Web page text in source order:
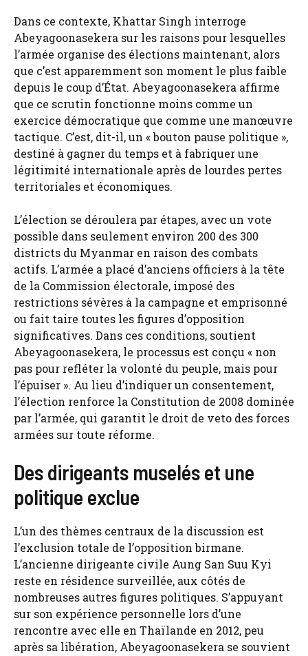
Dans ce contexte, Khattar Singh interroge
Abeyagoonasekera sur les raisons pour lesquelles
l’armée organise des élections maintenant, alors
que c’est apparemment son moment le plus faible
depuis le coup d’État. Abeyagoonasekera affirme
que ce scrutin fonctionne moins comme un
exercice démocratique que comme une manœuvre
tactique. C’est, dit-il, un « bouton pause politique »,
destiné à gagner du temps et à fabriquer une
légitimité internationale après de lourdes pertes
territoriales et économiques.
L’élection se déroulera par étapes, avec un vote
possible dans seulement environ 200 des 300
districts du Myanmar en raison des combats
actifs. L’armée a placé d’anciens officiers à la tête
de la Commission électorale, imposé des
restrictions sévères à la campagne et emprisonné
ou fait taire toutes les figures d’opposition
significatives. Dans ces conditions, soutient
Abeyagoonasekera, le processus est conçu « non
pas pour refléter la volonté du peuple, mais pour
l’épuiser ». Au lieu d’indiquer un consentement,
l’élection renforce la Constitution de 2008 dominée
par l’armée, qui garantit le droit de veto des forces
armées sur toute réforme.
Des dirigeants muselés et une
politique exclue
L’un des thèmes centraux de la discussion est
l’exclusion totale de l’opposition birmane.
L’ancienne dirigeante civile Aung San Suu Kyi
reste en résidence surveillée, aux côtés de
nombreuses autres figures politiques. S’appuyant
sur son expérience personnelle lors d’une
rencontre avec elle en Thaïlande en 2012, peu
après sa libération, Abeyagoonasekera se souvient